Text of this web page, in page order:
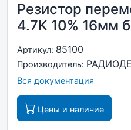
Резистор
4.7К 10% 16мм
Артикул: 85100
Производитель:
Вся документация
Цены и наличие